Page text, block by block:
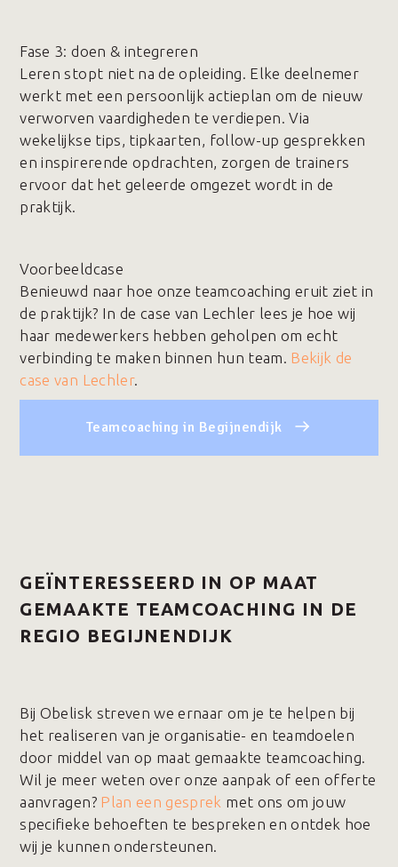
Fase 3️: doen & integreren
Leren stopt niet na de opleiding. Elke deelnemer
werkt met een persoonlijk actieplan om de nieuw
verworven vaardigheden te verdiepen. Via
wekelijkse tips, tipkaarten, follow-up gesprekken
en inspirerende opdrachten, zorgen de trainers
ervoor dat het geleerde omgezet wordt in de
praktijk.
Voorbeeldcase
Benieuwd naar hoe onze teamcoaching eruit ziet in
de praktijk? In de case van Lechler lees je hoe wij
haar medewerkers hebben geholpen om echt
verbinding te maken binnen hun team. Bekijk de
case van Lechler.
Teamcoaching in Begijnendijk
GEÏNTERESSEERD IN OP MAAT
GEMAAKTE TEAMCOACHING IN DE
REGIO BEGIJNENDIJK
Bij Obelisk streven we ernaar om je te helpen bij
het realiseren van je organisatie- en teamdoelen
door middel van op maat gemaakte teamcoaching.
Wil je meer weten over onze aanpak of een offerte
aanvragen? Plan een gesprek met ons om jouw
specifieke behoeften te bespreken en ontdek hoe
wij je kunnen ondersteunen.